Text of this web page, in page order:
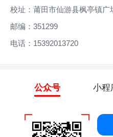
校址：莆田市仙游县枫亭镇广
邮编：351299
电话：15392013720
公众号 小程